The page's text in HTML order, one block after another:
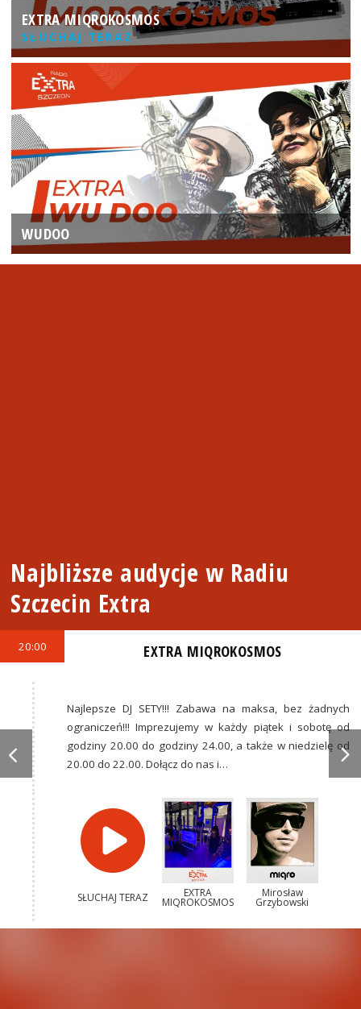
EXTRA MIQROKOSMOS
SŁUCHAJ TERAZ
WUDOO
Najbliższe audycje w Radiu
Szczecin Extra
20:00 EXTRA MIQROKOSMOS
Najlepsze DJ SETY!!! Zabawa na maksa, bez żadnych
ograniczeń!!! Imprezujemy w każdy piątek i sobotę od
godziny 20.00 do godziny 24.00, a także w niedzielę od
20.00 do 22.00. Dołącz do nas i…
SŁUCHAJ TERAZ EXTRA
MIQROKOSMOS
Mirosław
Grzybowski